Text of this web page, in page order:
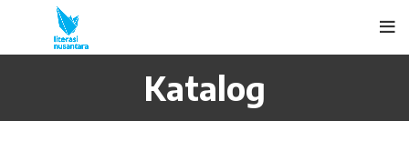
Katalog